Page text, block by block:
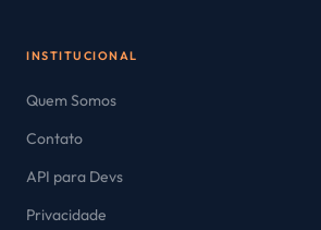
INSTITUCIONAL
Quem Somos
Contato
API para Devs
Privacidade